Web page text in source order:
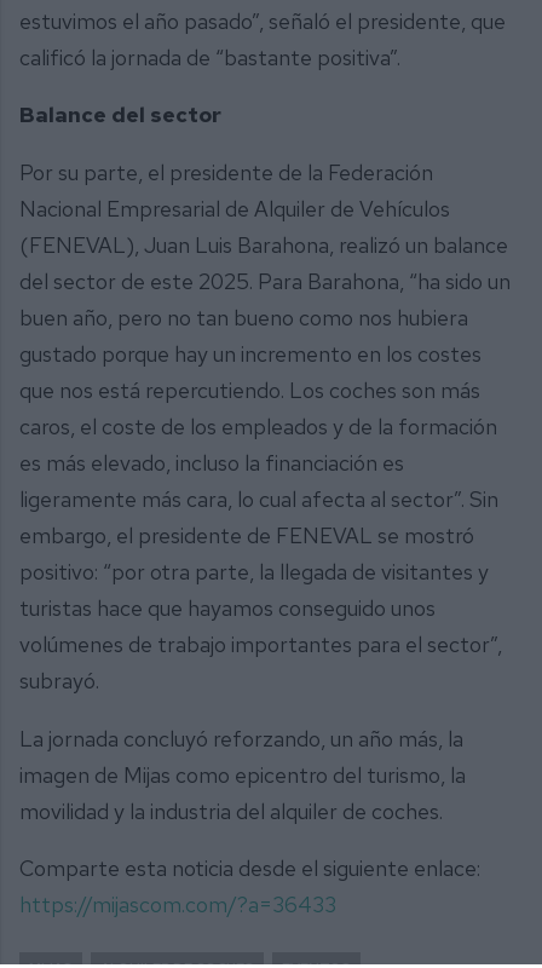
estuvimos el año pasado”, señaló el presidente, que
calificó la jornada de “bastante positiva”.
Balance del sector
Por su parte, el presidente de la Federación
Nacional Empresarial de Alquiler de Vehículos
(FENEVAL), Juan Luis Barahona, realizó un balance
del sector de este 2025. Para Barahona, “ha sido un
buen año, pero no tan bueno como nos hubiera
gustado porque hay un incremento en los costes
que nos está repercutiendo. Los coches son más
caros, el coste de los empleados y de la formación
es más elevado, incluso la financiación es
ligeramente más cara, lo cual afecta al sector”. Sin
embargo, el presidente de FENEVAL se mostró
positivo: “por otra parte, la llegada de visitantes y
turistas hace que hayamos conseguido unos
volúmenes de trabajo importantes para el sector”,
subrayó.
La jornada concluyó reforzando, un año más, la
imagen de Mijas como epicentro del turismo, la
movilidad y la industria del alquiler de coches.
Comparte esta noticia desde el siguiente enlace:
https://mijascom.com/?a=36433